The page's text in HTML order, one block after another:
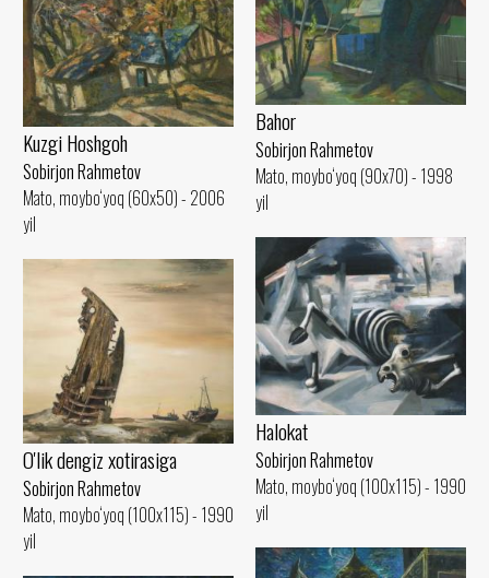
Bahor
Sobirjon Rahmetov
Mato, moybo‘yoq (90x70) - 1998
yil
Kuzgi Hoshgoh
Sobirjon Rahmetov
Mato, moybo‘yoq (60x50) - 2006
yil
Halokat
Sobirjon Rahmetov
Mato, moybo‘yoq (100x115) - 1990
yil
O'lik dengiz xotirasiga
Sobirjon Rahmetov
Mato, moybo‘yoq (100x115) - 1990
yil